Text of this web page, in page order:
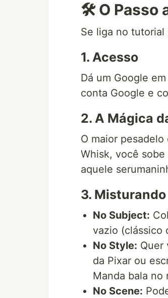
🛠️ O Passo
Se liga no
1. Acesso
Dá um Google em
conta Google e
2. A Mágica
O maior
Whisk, você
aquele
3.
No Subject:
vazio (clássico
No Style: Quer
da Pixar ou
Manda bala no
No Scene: